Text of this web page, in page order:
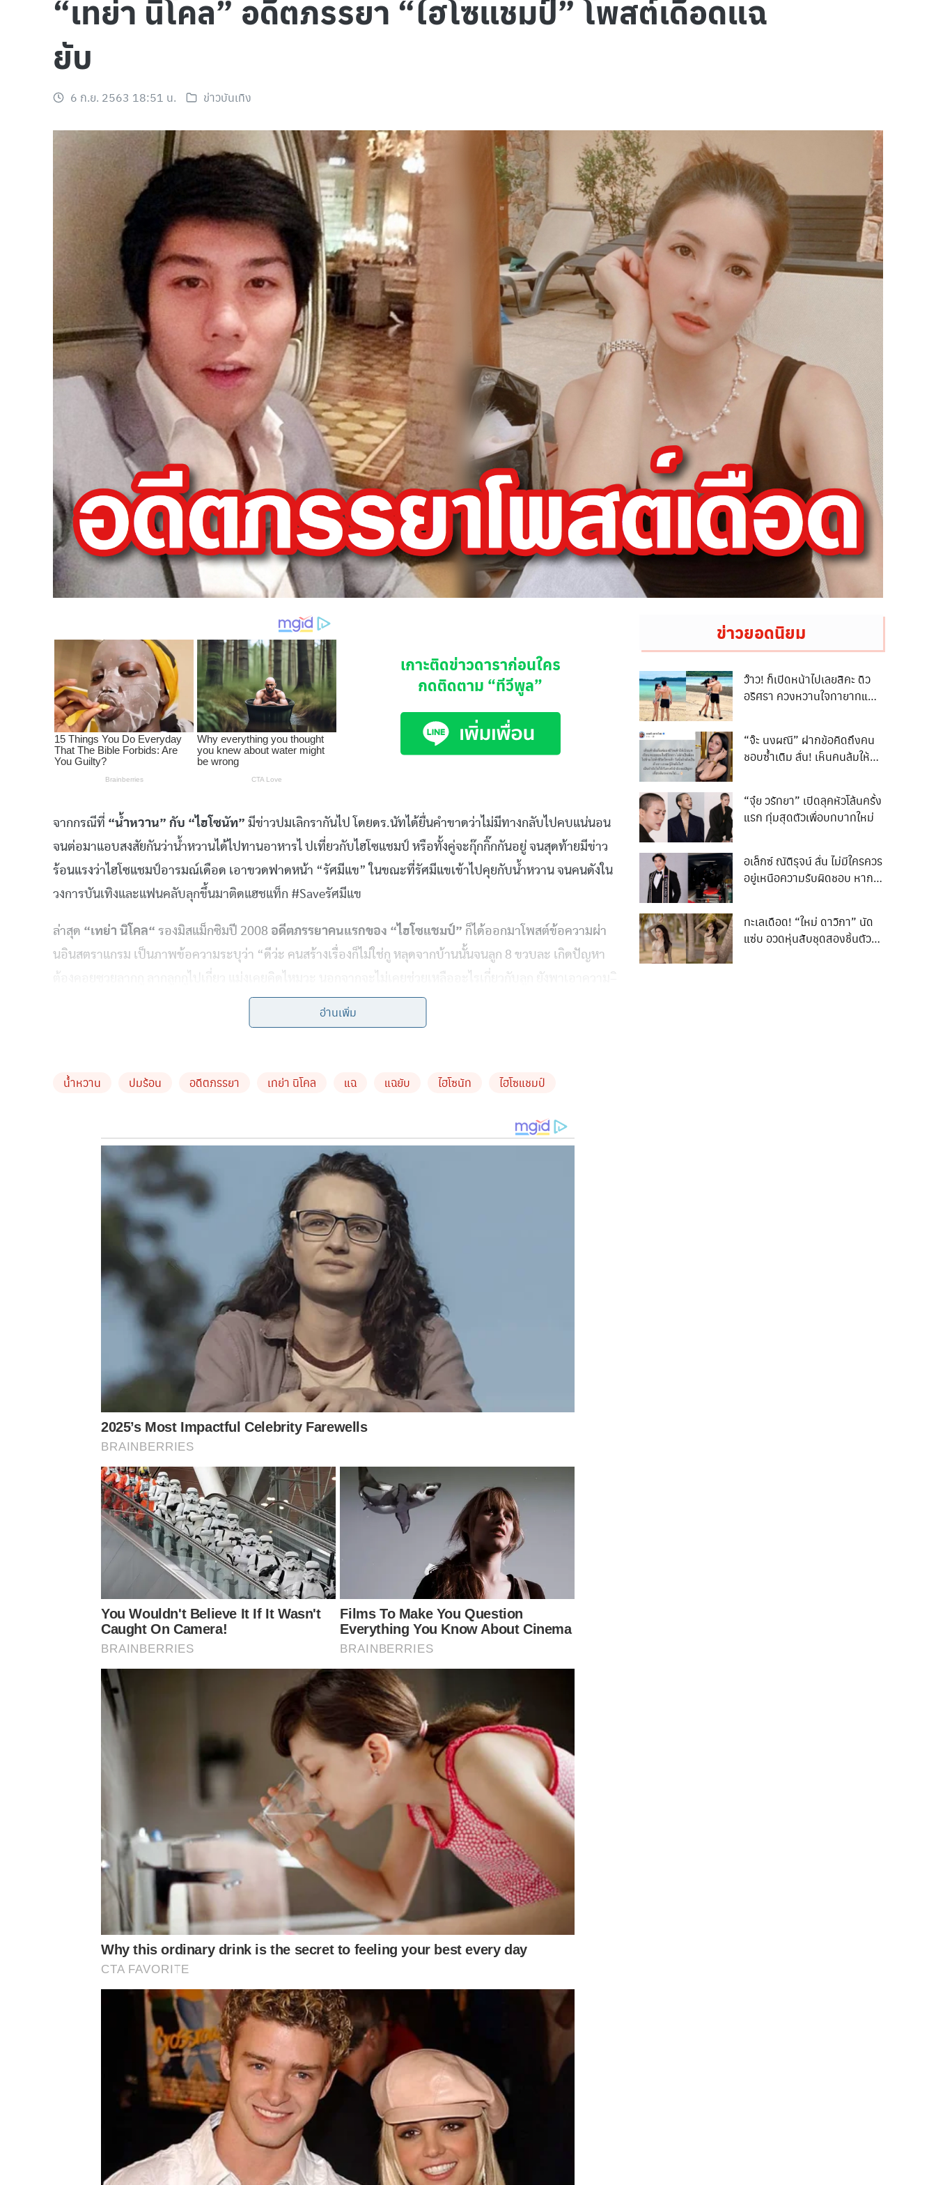
“เทย่า นิโคล” อดีตภรรยา “ไฮโซแชมป์” โพสต์เดือดแฉ
ยับ
6 ก.ย. 2563 18:51 น. ข่าวบันเทิง
เกาะติดข่าวดาราก่อนใคร
กดติดตาม “ทีวีพูล”
จากกรณีที่ “น้ำหวาน” กับ “ ไฮโซนัท” มีข่าวปมเลิกรากันไป โดยดร.นัทได้ยื่นคำขาดว่าไม่มีทางกลับไปคบแน่นอน
จนต่อมาแอบสงสัยกันว่าน้ำหวานได้ไปทานอาหารไ ปเที่ยวกับไฮโซแชมป์ หรือทั้งคู่จะกุ๊กกิ๊กกันอยู่ จนสุดท้ายมีข่าว
ร้อนแรงว่าไฮโซแชมป์อารมณ์เดือด เอาขวดฟาดหน้า “รัศมีแข” ในขณะที่รัศมีแขเข้าไปคุยกับน้ำหวาน จนคนดังใน
วงการบันเทิงและแฟนคลับลุกขึ้นมาติดแฮชแท็ก #Saveรัศมีแข
ล่าสุด “เทย่า นิโคล“ รองมิสแม็กซิมปี 2008 อดีตภรรยาคนแรกของ “ ไฮโซแชมป์” ก็ได้ออกมาโพสต์ข้อความผ่า
นอินสตราแกรม เป็นภาพข้อความระบุว่า “ดีว่ะ คนสร้างเรื่องก็ไม่ใช่กู หลุดจากบ้านนั้นจนลูก 8 ขวบละ เกิดปัญหา
ต้องคอยซวยลากกู
นอกจากจะไม่เคยช่วยเหลืออะไรเกี่ยวกับลูก ยังพาเอาความ
คำไหนมาใช้กับพวกมึงละ
ชาติที่แล้วกูทำกรรมอะไรหนักหนา ไม่หลุดพ้นพวกมึงสักที” พร้อมแคปชั่น….
อ่านเพิ่ม
น้ำหวาน ปมร้อน อดีตภรรยา เทย่า นิโคล แฉ แฉยับ ไฮโซนัท ไฮโซแชมป์
2025’s Most Impactful Celebrity Farewells
BRAINBERRIES
You Wouldn't Believe It If It Wasn't
Caught On Camera!
BRAINBERRIES
Films To Make You Question
Everything You Know About Cinema
BRAINBERRIES
Why this ordinary drink is the secret to feeling your best every day
CTA FAVORITE
ข่าวยอดนิยม
ว๊าว! ก็เปิดหน้าไปเลยสิคะ ดิว
อริศรา ควงหวานใจทายาทแสน
หวานเจี๊ยบ!!
“จ๊ะ นงผณี” ฝากข้อคิดถึงคน
ชอบซ้ำเติม ลั่น! เห็นคนล้มให้
“จุ๋ย วรัทยา” เปิดลุคหัวโล้นครั้ง
แรก ทุ่มสุดตัวเพื่อบทบาทใหม่
อเล็กซ์ ณัติรุจน์ ลั่น ไม่มีใครควร
อยู่เหนือความรับผิดชอบ หาก
โทษเทียบเท่าผู้ใหญ่ เพื่อความ
ศักสิทธิ์ของกฏหมาย”
ทะเลเดือด! “ใหม่ ดาวิกา” นัด
แซ่บ อวดหุ่นสับชุดสองชิ้นตัวจิ๋ว